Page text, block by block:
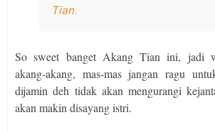
Tian.
So sweet banget Akang Tian ini, jadi
akang-akang, mas-mas jangan ragu
dijamin deh tidak akan mengurangi
akan makin disayang istri.